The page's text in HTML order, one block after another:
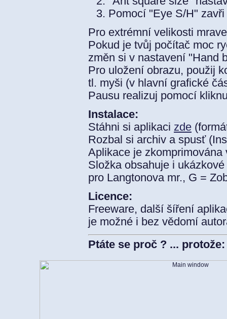
Pomocí "Eye S/H"
Pro extrémní velikosti
Pokud je tvůj počítač moc
změn si v nastavení "Hand
Pro uložení obrazu, použij
tl. myši (v hlavní grafické
Pausu realizuj pomocí
Instalace:
Stáhni si aplikaci zde
Rozbal si archiv a spusť
Aplikace je zkomprimována
Složka obsahuje i
pro Langtonova mr., G =
Licence:
Freeware, další šíření
je možné i bez vědomí
Ptáte se proč ? ...